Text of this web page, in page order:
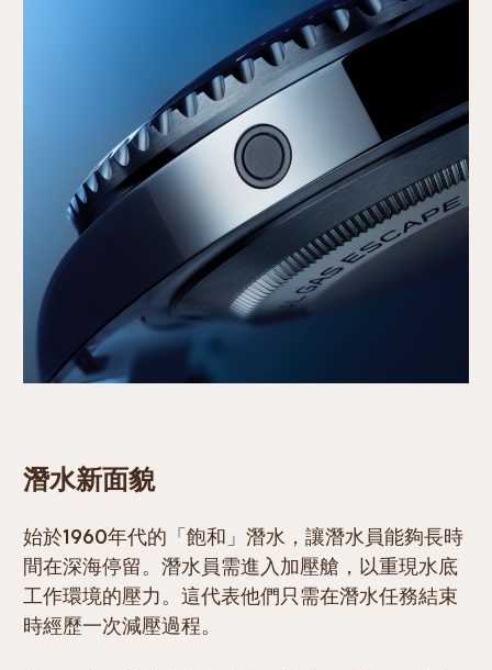
潛水新面貌
始於1960年代的「飽和」潛水，讓潛水員能夠長時
間在深海停留。潛水員需進入加壓艙，以重現水底
工作環境的壓力。這代表他們只需在潛水任務結束
時經歷一次減壓過程。